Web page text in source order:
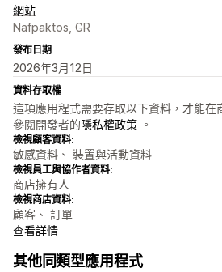
網站
Nafpaktos, GR
發布日期
2026年3月12日
資料存取權
這項應用程式需要存取以下資料，才能在
參閱開發者的隱私權政策 。
檢視顧客資料:
敏感資料、 裝置與活動資料
檢視員工與協作者資料:
商店擁有人
檢視商店資料:
顧客、 訂單
查看詳情
其他同類型應用程式